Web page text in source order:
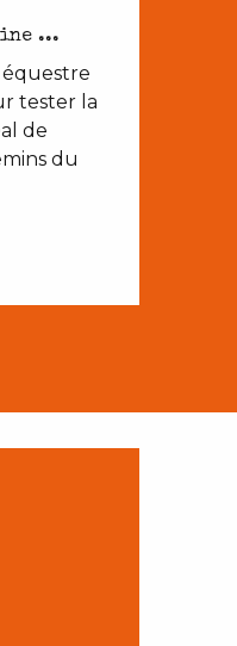
...
tester la
de
du